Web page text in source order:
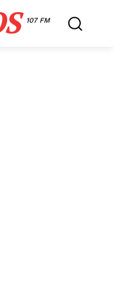
107 FM